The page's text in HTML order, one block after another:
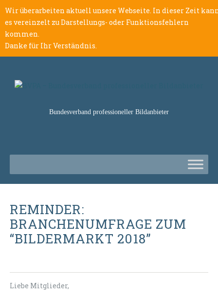
Wir überarbeiten aktuell unsere Webseite. In dieser Zeit
es vereinzelt zu Darstellungs- oder Funktionsfehlern
kommen.
Danke für Ihr Verständnis.
Bundesverband professioneller Bildanbieter
REMINDER:
BRANCHENUMFRAGE ZUM
“BILDERMARKT 2018”
Liebe Mitglieder,